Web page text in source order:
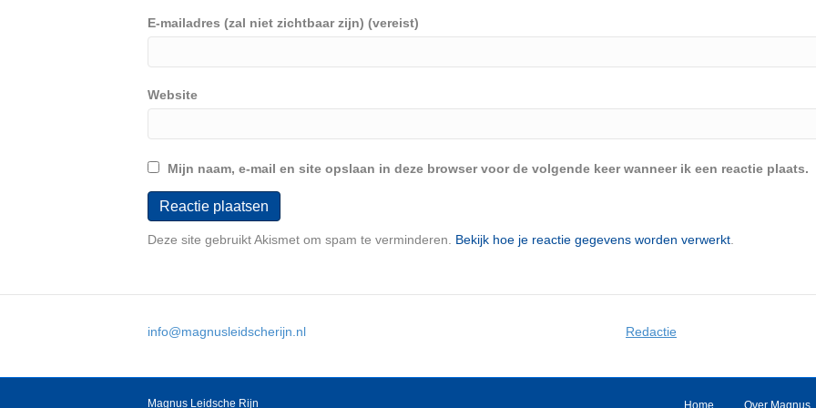
E-mailadres (zal niet zichtbaar zijn) (vereist)
Website
Mijn naam, e-mail en site opslaan in deze browser voor de volgende keer wanneer ik een reactie plaats.
Deze site gebruikt Akismet om spam te verminderen. Bekijk hoe je reactie gegevens worden verwerkt
info@magnusleidscherijn.nl Redactie
Magnus Leidsche Rijn Home Over Magnus